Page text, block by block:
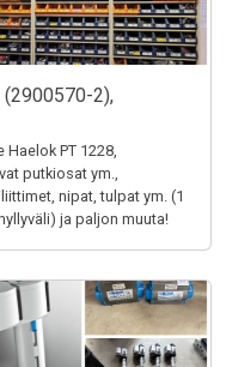
(2900570-2),
PT 1228,
putkiosat ym.,
nipat, tulpat ym. (1
ja paljon muuta!